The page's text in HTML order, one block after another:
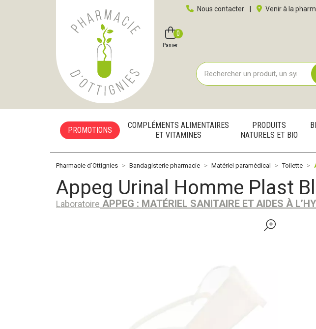
Pharmacie d'Ottignies Votre pharmacie en ligne à votre service
Nous contacter Venir à la
Favoris Panier
0
PROMOTIONS
COMPLÉMENTS ALIMENTAIRES
ET VITAMINES
PRODUITS
NATURELS ET BIO
Pharmacie d'Ottignies Bandagisterie pharmacie Matériel paramédical Toilette
Appeg Urinal Homme Plast
Laboratoire APPEG : MATÉRIEL SANITAIRE ET AIDES À